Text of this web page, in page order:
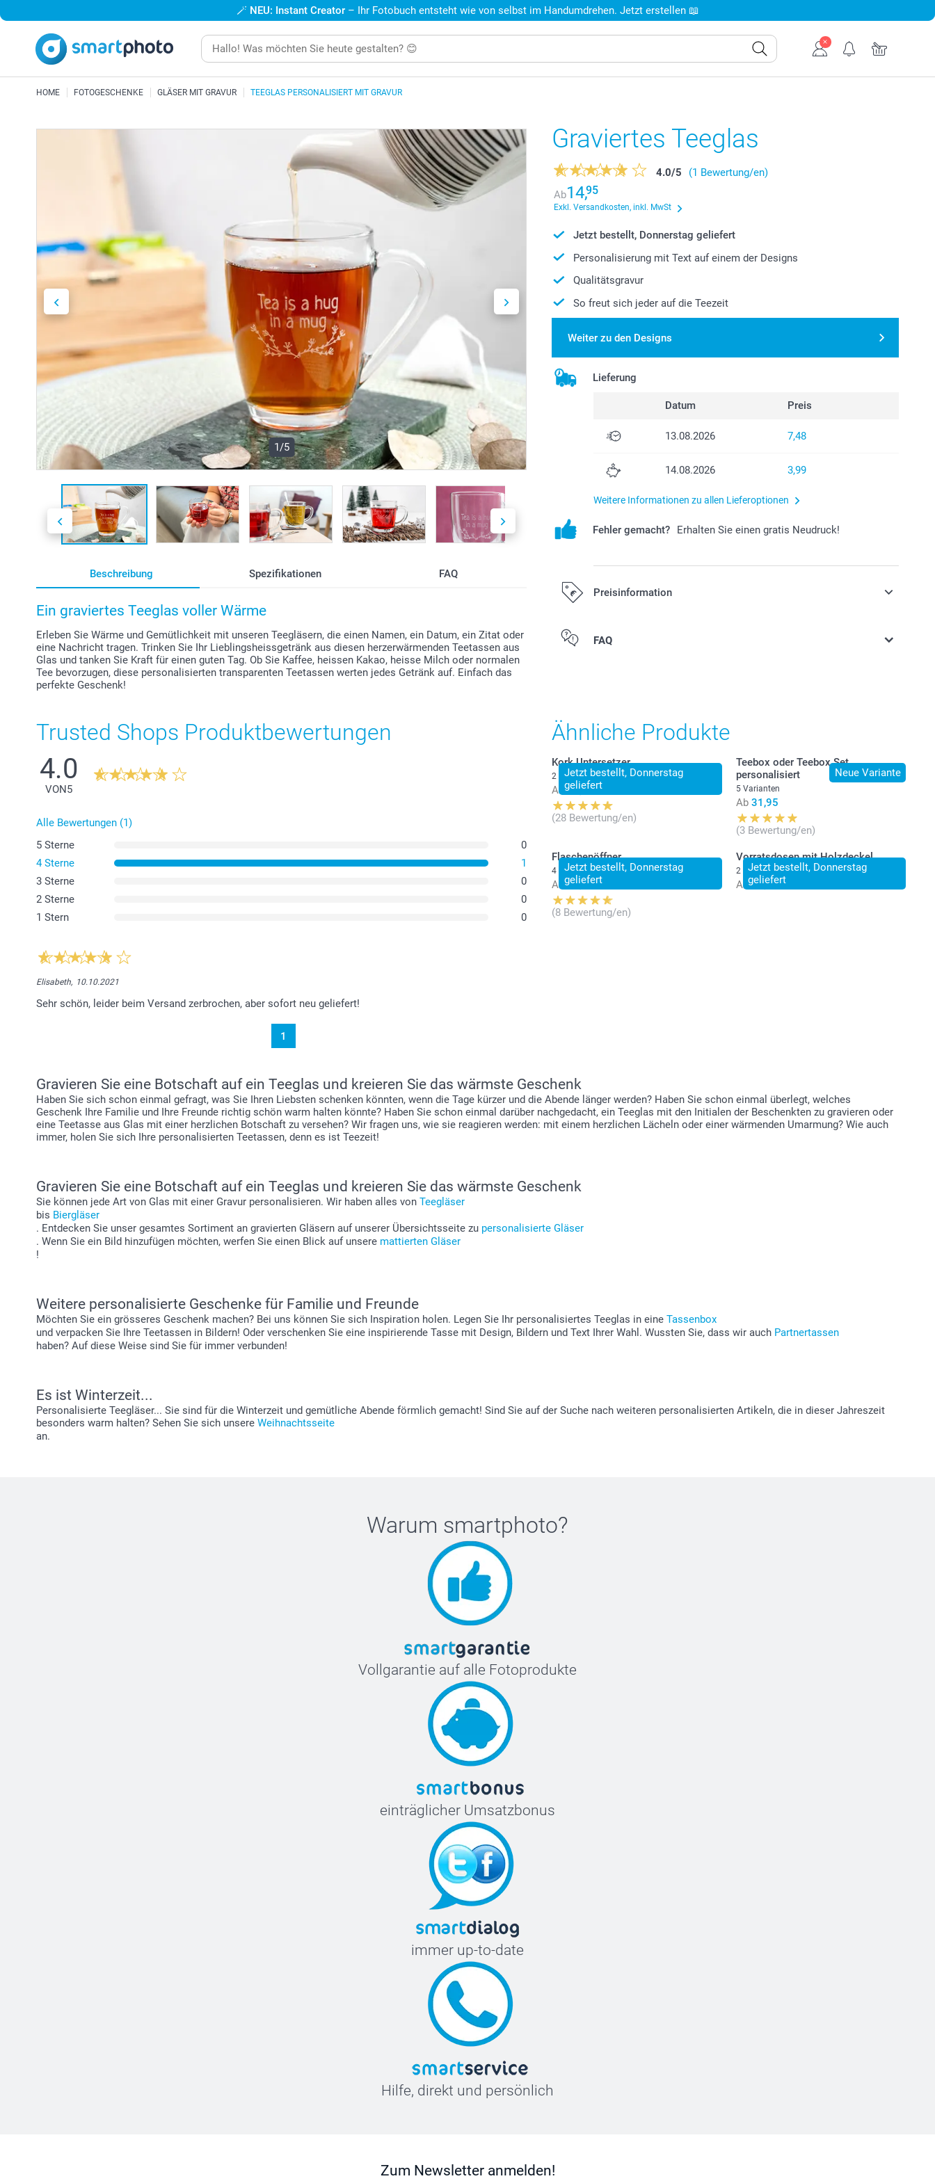
🪄 NEU: Instant Creator – Ihr Fotobuch entsteht wie von selbst im Handumdrehen. Jetzt erstellen 📖
HOME FOTOGESCHENKE GLÄSER MIT GRAVUR TEEGLAS PERSONALISIERT MIT GRAVUR
1/5
Beschreibung Spezifikationen FAQ
Ein graviertes Teeglas voller Wärme
Erleben Sie Wärme und Gemütlichkeit mit unseren Teegläsern, die einen Namen, ein Datum, ein Zitat oder
eine Nachricht tragen. Trinken Sie Ihr Lieblingsheissgetränk aus diesen herzerwärmenden Teetassen aus
Glas und tanken Sie Kraft für einen guten Tag. Ob Sie Kaffee, heissen Kakao, heisse Milch oder normalen
Tee bevorzugen, diese personalisierten transparenten Teetassen werten jedes Getränk auf. Einfach das
perfekte Geschenk!
Graviertes Teeglas
4.0/5
(1 Bewertung/en)
Ab14,95
Exkl. Versandkosten, inkl. MwSt
Jetzt bestellt, Donnerstag geliefert
Personalisierung mit Text auf einem der Designs
Qualitätsgravur
So freut sich jeder auf die Teezeit
Weiter zu den Designs
Lieferung
Datum Preis
13.08.2026 7,48
14.08.2026 3,99
Weitere Informationen zu allen Lieferoptionen
Fehler gemacht? Erhalten Sie einen gratis Neudruck!
Preisinformation
Alle Preise verstehen sich in EURO (€) inkl. MwSt. und zzgl.
FAQ
Trusted Shops Produktbewertungen
4.0
VON5
Alle Bewertungen (1)
5 Sterne
0
4 Sterne
1
3 Sterne
0
2 Sterne
0
1 Stern
0
Elisabeth, 10.10.2021
Sehr schön, leider beim Versand zerbrochen, aber sofort neu geliefert!
1
Ähnliche Produkte
Jetzt bestellt, Donnerstag
geliefert
Kork Untersetzer
2 Varianten
Ab 29,95
(28 Bewertung/en)
Neue Variante
Teebox oder Teebox Set
personalisiert
5 Varianten
Ab 31,95
(3 Bewertung/en)
Jetzt bestellt, Donnerstag
geliefert
Flaschenöffner
4 Varianten
Ab 11,95
(8 Bewertung/en)
Jetzt bestellt, Donnerstag
geliefert
Vorratsdosen mit Holzdeckel
2 Varianten
Ab 24,95
Gravieren Sie eine Botschaft auf ein Teeglas und kreieren Sie das wärmste Geschenk
Haben Sie sich schon einmal gefragt, was Sie Ihren Liebsten schenken könnten, wenn die Tage kürzer und die Abende länger werden? Haben Sie schon einmal überlegt, welches
Geschenk Ihre Familie und Ihre Freunde richtig schön warm halten könnte? Haben Sie schon einmal darüber nachgedacht, ein Teeglas mit den Initialen der Beschenkten zu gravieren oder
eine Teetasse aus Glas mit einer herzlichen Botschaft zu versehen? Wir fragen uns, wie sie reagieren werden: mit einem herzlichen Lächeln oder einer wärmenden Umarmung? Wie auch
immer, holen Sie sich Ihre personalisierten Teetassen, denn es ist Teezeit!
Gravieren Sie eine Botschaft auf ein Teeglas und kreieren Sie das wärmste Geschenk
Sie können jede Art von Glas mit einer Gravur personalisieren. Wir haben alles von Teegläser
bis Biergläser
. Entdecken Sie unser gesamtes Sortiment an gravierten Gläsern auf unserer Übersichtsseite zu personalisierte Gläser
. Wenn Sie ein Bild hinzufügen möchten, werfen Sie einen Blick auf unsere mattierten Gläser
!
Weitere personalisierte Geschenke für Familie und Freunde
Möchten Sie ein grösseres Geschenk machen? Bei uns können Sie sich Inspiration holen. Legen Sie Ihr personalisiertes Teeglas in eine Tassenbox
und verpacken Sie Ihre Teetassen in Bildern! Oder verschenken Sie eine inspirierende Tasse mit Design, Bildern und Text Ihrer Wahl. Wussten Sie, dass wir auch Partnertassen
haben? Auf diese Weise sind Sie für immer verbunden!
Es ist Winterzeit...
Personalisierte Teegläser... Sie sind für die Winterzeit und gemütliche Abende förmlich gemacht! Sind Sie auf der Suche nach weiteren personalisierten Artikeln, die in dieser Jahreszeit
besonders warm halten? Sehen Sie sich unsere Weihnachtsseite
an.
Warum smartphoto?
Vollgarantie auf alle Fotoprodukte
einträglicher Umsatzbonus
immer up-to-date
Hilfe, direkt und persönlich
Zum Newsletter anmelden!